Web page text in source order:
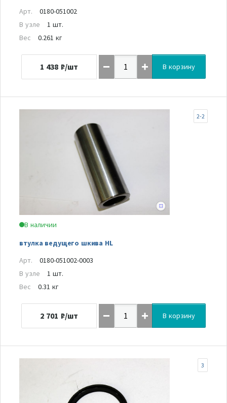
Арт.
0180-051002
В узле
1 шт.
Вес
0.261 кг
1 438 ₽/шт В корзину
В наличии
втулка ведущего шкива HL
2-2
Арт.
0180-051002-0003
В узле
1 шт.
Вес
0.31 кг
2 701 ₽/шт В корзину
3